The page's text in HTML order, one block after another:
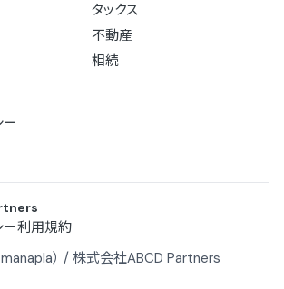
タックス
不動産
相続
ー
ー利用規約
） / 株式会社ABCD Partners